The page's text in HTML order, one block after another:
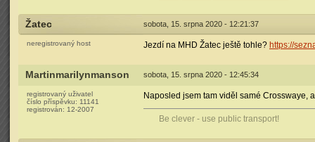
Žatec sobota, 15. srpna 2020 - 12:21:37
neregistrovaný host Jezdí na MHD Žatec ještě tohle? https://
Martinmarilynmanson sobota, 15. srpna 2020 - 12:45:34
registrovaný uživatel
číslo příspěvku: 11141
registrován: 12-2007
Naposled jsem tam viděl samé Crosswaye,
Be clever - use public transport!